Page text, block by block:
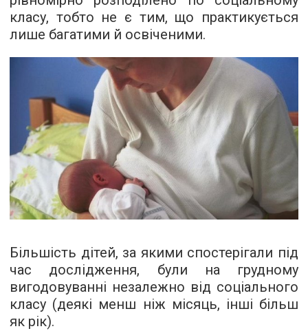
класу, тобто не є тим, що практикується
лише багатими й освіченими.
Більшість дітей, за якими спостерігали під
час дослідження, були на грудному
вигодовуванні незалежно від соціального
класу (деякі менш ніж місяць, інші більш
як рік).